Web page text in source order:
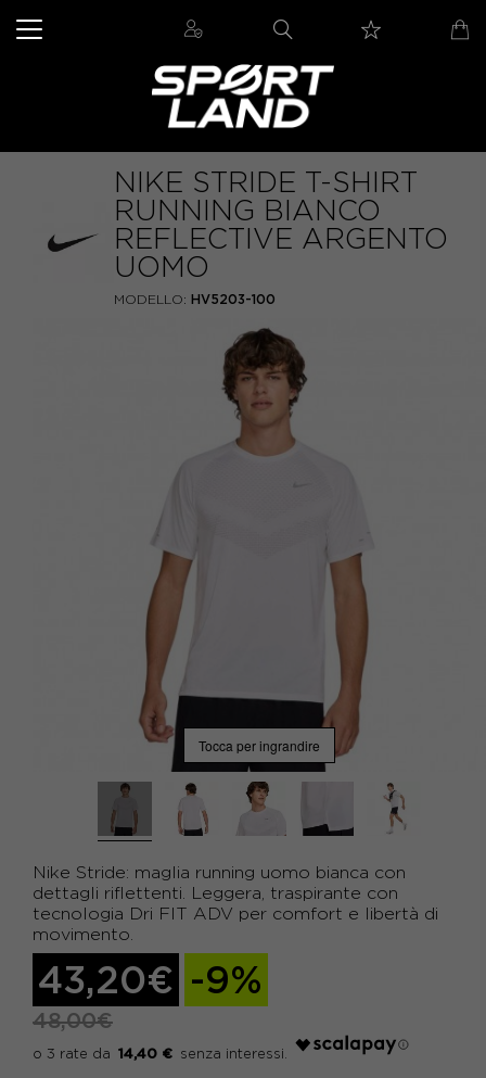
NIKE STRIDE T-SHIRT
RUNNING BIANCO
REFLECTIVE ARGENTO
UOMO
MODELLO: HV5203-100
Tocca per ingrandire
Nike Stride: maglia running uomo bianca con
dettagli riflettenti. Leggera, traspirante con
tecnologia Dri FIT ADV per comfort e libertà di
movimento.
43,20€ -9%
48,00€
14,40 €